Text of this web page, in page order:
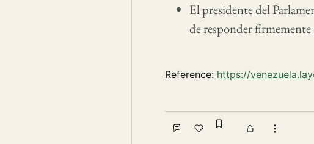
El presidente del
de responder firmemente
Reference: https://
Comment
Like
Sign in to bookmark
ShareMore